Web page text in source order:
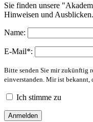
Sie finden unsere
Hinweisen und
Name:
E-Mail*:
Bitte senden Sie mir zukünftig
einverstanden. Mir ist
Ich stimme zu